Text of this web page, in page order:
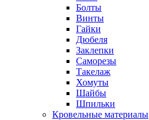
Болты
Винты
Гайки
Дюбеля
Заклепки
Саморезы
Такелаж
Хомуты
Шайбы
Шпильки
Кровельные материалы